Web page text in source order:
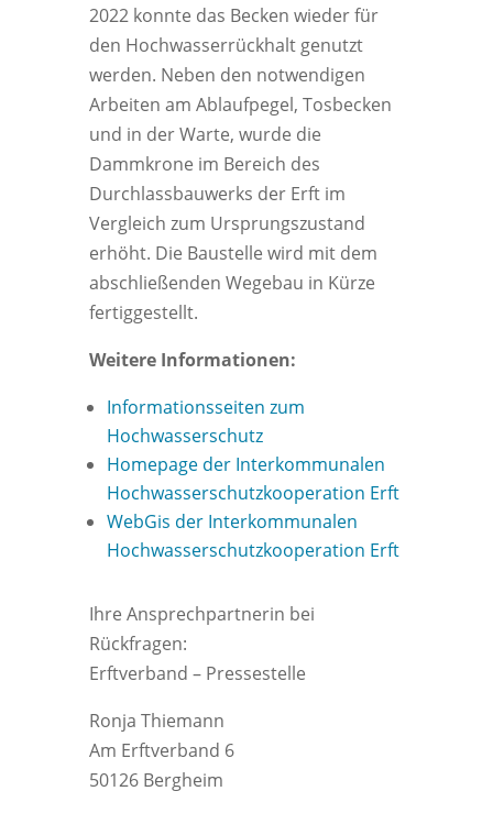
2022 konnte das Becken wieder für
den Hochwasserrückhalt genutzt
werden. Neben den notwendigen
Arbeiten am Ablaufpegel, Tosbecken
und in der Warte, wurde die
Dammkrone im Bereich des
Durchlassbauwerks der Erft im
Vergleich zum Ursprungszustand
erhöht. Die Baustelle wird mit dem
abschließenden Wegebau in Kürze
fertiggestellt.
Weitere Informationen:
Informationsseiten zum
Hochwasserschutz
Homepage der Interkommunalen
Hochwasserschutzkooperation Erft
WebGis der Interkommunalen
Hochwasserschutzkooperation Erft
Ihre Ansprechpartnerin bei
Rückfragen:
Erftverband – Pressestelle
Ronja Thiemann
Am Erftverband 6
50126 Bergheim